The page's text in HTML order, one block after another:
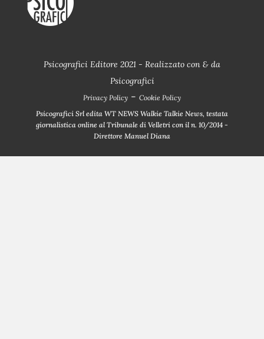
Psicografici Editore 2021 - Realizzato con & da
Psicografici
Privacy Policy - Cookie Policy
Psicografici Srl edita WT NEWS Walkie Talkie News, testata
giornalistica online al Tribunale di Velletri con il n. 10/2014 -
Direttore Manuel Diana